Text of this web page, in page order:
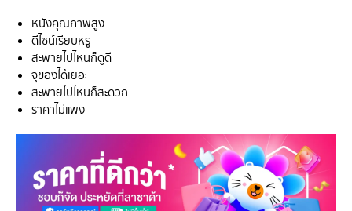
หนังคุณภาพสูง
ดีไซน์เรียบหรู
สะพายไปไหนก็ดูดี
จุของได้เยอะ
สะพายไปไหนก็สะดวก
ราคาไม่แพง